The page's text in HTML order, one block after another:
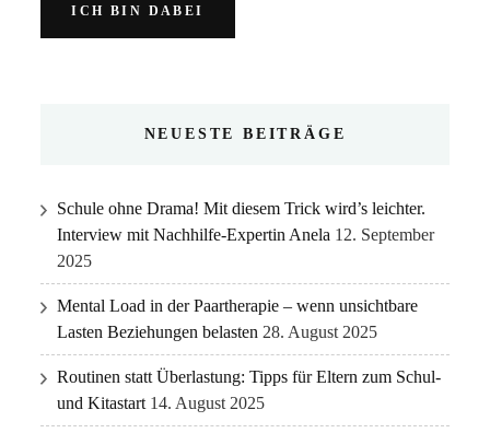
NEUESTE BEITRÄGE
Schule ohne Drama! Mit diesem Trick wird’s leichter.
Interview mit Nachhilfe-Expertin Anela 12. September
2025
Mental Load in der Paartherapie – wenn unsichtbare
Lasten Beziehungen belasten 28. August 2025
Routinen statt Überlastung: Tipps für Eltern zum Schul-
und Kitastart 14. August 2025